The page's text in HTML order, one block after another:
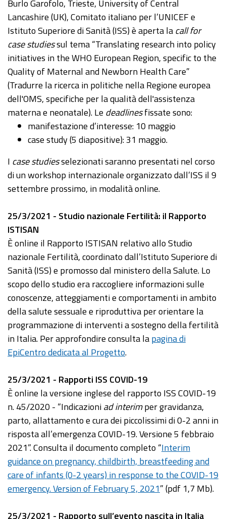
Burlo Garofolo, Trieste, University of Central
Lancashire (UK), Comitato italiano per l’UNICEF e
Istituto Superiore di Sanità (ISS) è aperta lacall for
case studiessul tema “Translating research into policy
initiatives in the WHO European Region, specific to the
Quality of Maternal and Newborn Health Care”
(Tradurre la ricerca in politiche nella Regione europea
dell'OMS, specifiche per la qualità dell'assistenza
materna e neonatale). Le deadlinesfissate sono:
manifestazione d’interesse: 10 maggio
case study (5 diapositive): 31 maggio.
I case studiesselezionati saranno presentati nel corso
di un workshop internazionale organizzato dall’ISS il 9
settembre prossimo, in modalità online.
25/3/2021 - Studio nazionale Fertilità: il Rapporto
ISTISAN
È online il Rapporto ISTISAN relativo allo Studio
nazionale Fertilità, coordinato dall’Istituto Superiore di
Sanità (ISS) e promosso dal ministero della Salute. Lo
scopo dello studio era raccogliere informazioni sulle
conoscenze, atteggiamenti e comportamenti in ambito
della salute sessuale e riproduttiva per orientare la
programmazione di interventi a sostegno della fertilità
in Italia. Per approfondire consulta lapagina di
EpiCentro dedicata al Progetto.
25/3/2021 - Rapporti ISS COVID-19
È online la versione inglese del rapporto ISS COVID-19
n. 45/2020 - “Indicazioniad interimper gravidanza,
parto, allattamento e cura dei piccolissimi di 0-2 anni in
risposta all’emergenza COVID-19. Versione 5 febbraio
2021”. Consulta il documento completo “Interim
guidance on pregnancy, childbirth, breastfeeding and
care of infants (0-2 years) in response to the COVID-19
emergency. Version of February 5, 2021” (pdf 1,7 Mb).
25/3/2021 - Rapporto sull’evento nascita in Italia